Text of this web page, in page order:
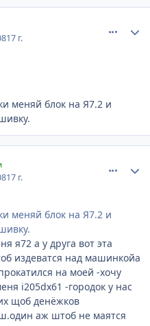
17 г.
меняй блок на Я7.2 и
17 г.
меняй блок на Я7.2 и
я72 а у друга вот эта
издеватся над машинкойа
на моей -хочу
i205dx61 -городок у нас
щоб денёжков
аж штоб не маятся